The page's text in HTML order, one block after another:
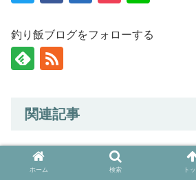
釣り飯ブログをフォローする
関連記事
釣り具・釣り用品
中型魚〜大型魚対
プのまとめ
ホーム 検索 ト